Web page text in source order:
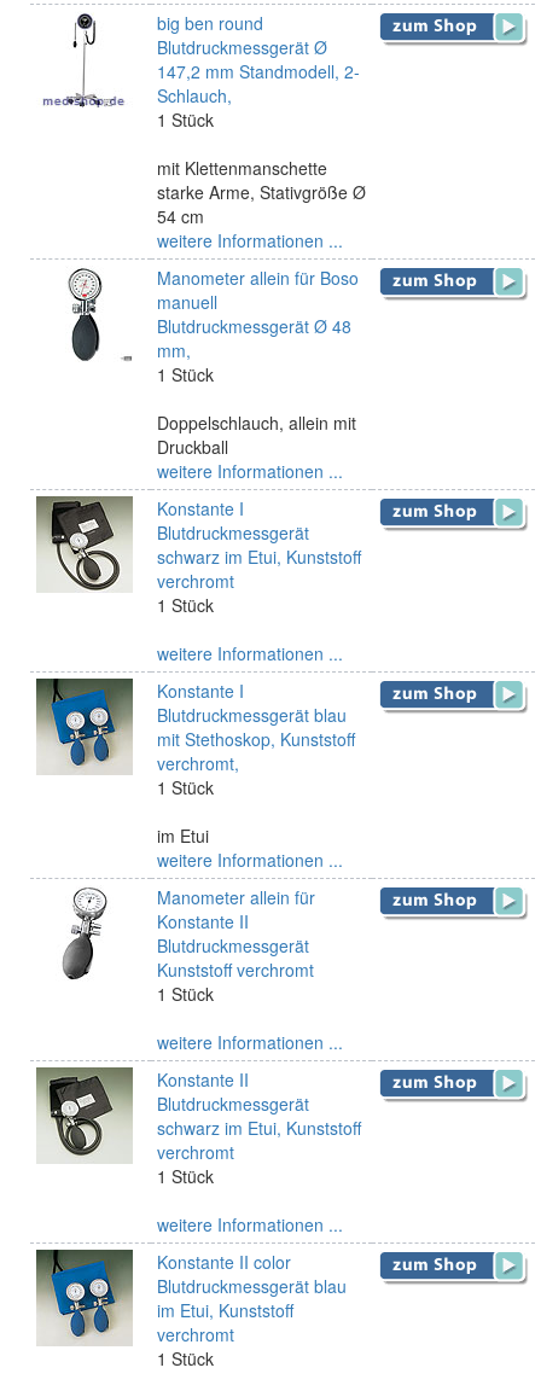
big ben round
Blutdruckmessgerät Ø
147,2 mm Standmodell, 2-
Schlauch,
1 Stück
mit Klettenmanschette
starke Arme, Stativgröße Ø
54 cm
weitere Informationen ...
Manometer allein für Boso
manuell
Blutdruckmessgerät Ø 48
mm,
1 Stück
Doppelschlauch, allein mit
Druckball
weitere Informationen ...
Konstante I
Blutdruckmessgerät
schwarz im Etui, Kunststoff
verchromt
1 Stück
weitere Informationen ...
Konstante I
Blutdruckmessgerät blau
mit Stethoskop, Kunststoff
verchromt,
1 Stück
im Etui
weitere Informationen ...
Manometer allein für
Konstante II
Blutdruckmessgerät
Kunststoff verchromt
1 Stück
weitere Informationen ...
Konstante II
Blutdruckmessgerät
schwarz im Etui, Kunststoff
verchromt
1 Stück
weitere Informationen ...
Konstante II color
Blutdruckmessgerät blau
im Etui, Kunststoff
verchromt
1 Stück